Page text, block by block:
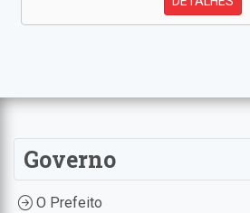
Governo
O Prefeito